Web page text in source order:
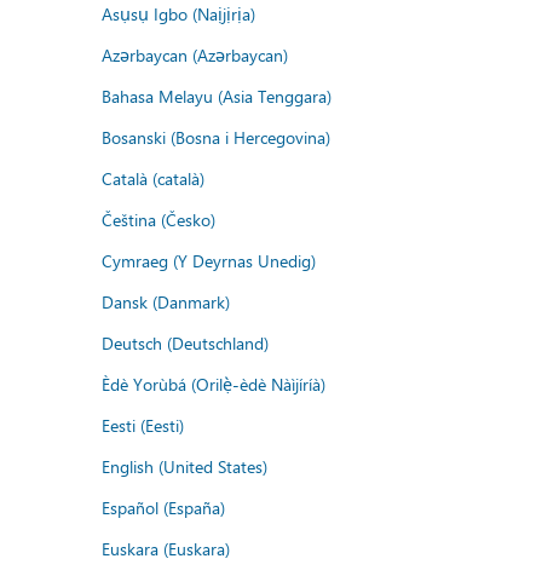
Asụsụ Igbo (Naịjịrịa)
Azərbaycan (Azərbaycan)
Bahasa Melayu (Asia Tenggara)
Bosanski (Bosna i Hercegovina)
Català (català)
Čeština (Česko)
Cymraeg (Y Deyrnas Unedig)
Dansk (Danmark)
Deutsch (Deutschland)
Èdè Yorùbá (Orilẹ̀-èdè Nàìjíríà)
Eesti (Eesti)
English (United States)
Español (España)
Euskara (Euskara)